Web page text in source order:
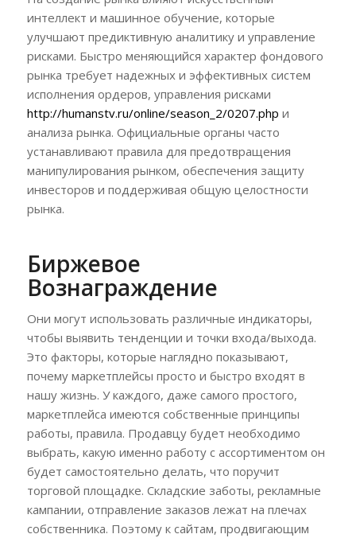
интеллект и машинное обучение, которые
улучшают предиктивную аналитику и управление
рисками. Быстро меняющийся характер фондового
рынка требует надежных и эффективных систем
исполнения ордеров, управления рисками
http://humanstv.ru/online/season_2/0207.php и
анализа рынка. Официальные органы часто
устанавливают правила для предотвращения
манипулирования рынком, обеспечения защиту
инвесторов и поддерживая общую целостности
рынка.
Биржевое
Вознаграждение
Они могут использовать различные индикаторы,
чтобы выявить тенденции и точки входа/выхода.
Это факторы, которые наглядно показывают,
почему маркетплейсы просто и быстро входят в
нашу жизнь. У каждого, даже самого простого,
маркетплейса имеются собственные принципы
работы, правила. Продавцу будет необходимо
выбрать, какую именно работу с ассортиментом он
будет самостоятельно делать, что поручит
торговой площадке. Складские заботы, рекламные
кампании, отправление заказов лежат на плечах
собственника. Поэтому к сайтам, продвигающим